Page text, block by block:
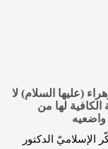
(عليها السلام) لا
الكافية لها من
واضعيه
الإسلاميّ الدكتور